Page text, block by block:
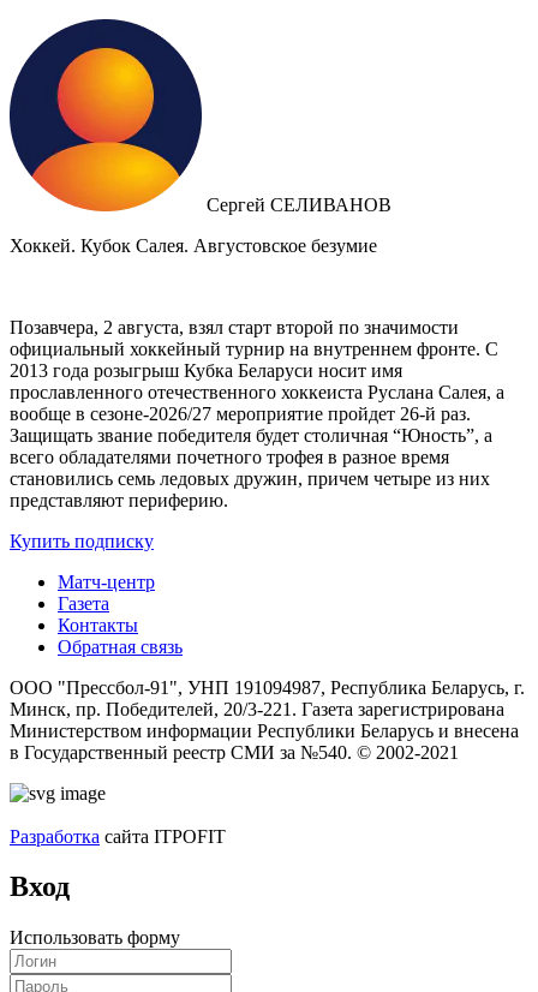
Сергей СЕЛИВАНОВ
Хоккей. Кубок Салея. Августовское безумие
Позавчера, 2 августа, взял старт второй по значимости
официальный хоккейный турнир на внутреннем фронте. C
2013 года розыгрыш Кубка Беларуси носит имя
прославленного отечественного хоккеиста Руслана Салея, а
вообще в сезоне-2026/27 мероприятие пройдет 26-й раз.
Защищать звание победителя будет столичная “Юность”, а
всего обладателями почетного трофея в разное время
становились семь ледовых дружин, причем четыре из них
представляют периферию.
Купить подписку
Матч-центр
Газета
Контакты
Обратная связь
ООО "Прессбол-91", УНП 191094987, Республика Беларусь, г.
Минск, пр. Победителей, 20/3-221. Газета зарегистрирована
Министерством информации Республики Беларусь и внесена
в Государственный реестр СМИ за №540. © 2002-2021
Разработка сайта ITPOFIT
Вход
Использовать форму